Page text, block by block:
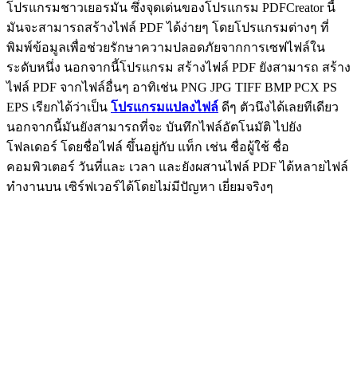
โปรแกรมชาวเยอรมัน ซึ่งจุดเด่นของโปรแกรม PDFCreator นี้
มันจะสามารถสร้างไฟล์ PDF ได้ง่ายๆ โดยโปรแกรมต่างๆ ที่
พิมพ์ข้อมูลเพื่อช่วยรักษาความปลอดภัยจากการเซฟไฟล์ใน
ระดับหนึ่ง นอกจากนี้โปรแกรม สร้างไฟล์ PDF ยังสามารถ สร้าง
ไฟล์ PDF จากไฟล์อื่นๆ อาทิเช่น PNG JPG TIFF BMP PCX PS
EPS เรียกได้ว่าเป็น โปรแกรมแปลงไฟล์ ดีๆ ตัวนึงได้เลยทีเดียว
นอกจากนี้มันยังสามารถที่จะ บันทึกไฟล์อัตโนมัติ ไปยัง
โฟลเดอร์ โดยชื่อไฟล์ ขึ้นอยู่กับ แท็ก เช่น ชื่อผู้ใช้ ชื่อ
คอมพิวเตอร์ วันที่และ เวลา และยังผสานไฟล์ PDF ได้หลายไฟล์
ทำงานบน เซิร์ฟเวอร์ได้โดยไม่มีปัญหา เยี่ยมจริงๆ